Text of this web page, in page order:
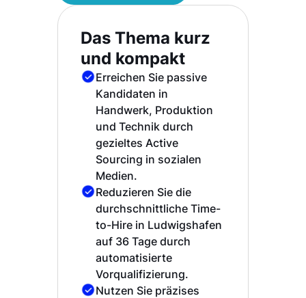
Das Thema kurz
und kompakt
Erreichen Sie passive
Kandidaten in
Handwerk, Produktion
und Technik durch
gezieltes Active
Sourcing in sozialen
Medien.
Reduzieren Sie die
durchschnittliche Time-
to-Hire in Ludwigshafen
auf 36 Tage durch
automatisierte
Vorqualifizierung.
Nutzen Sie präzises